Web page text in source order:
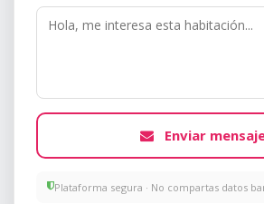
Enviar
Plataforma segura · No compartas datos